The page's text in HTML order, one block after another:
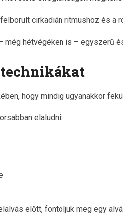
cirkadián ritmushoz és
még hétvégéken is – egyszerű
hogy mindig ugyanakkor
elaludni:
előtt, fontoljuk meg egy